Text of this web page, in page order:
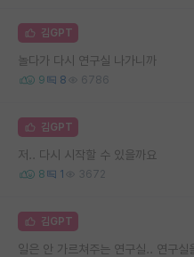
김GPT
놀다가 다시 연구실 나가니까
9 8 6786
김GPT
저.. 다시 시작할 수 있을까요
8 1 3672
김GPT
일은 안 가르쳐주는 연구실.. 연구실